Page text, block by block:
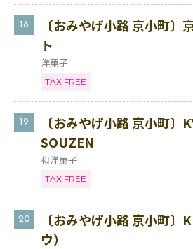
18
〔おみやげ小路 京小町〕
ト
洋菓子
TAX FREE
19
〔おみやげ小路 京小町〕
SOUZEN
和洋菓子
TAX FREE
20
〔おみやげ小路 京小町〕
ウ）